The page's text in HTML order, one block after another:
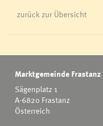
zurück zur Übersicht
Marktgemeinde Frastanz
Sägenplatz 1
A-6820 Frastanz
Österreich